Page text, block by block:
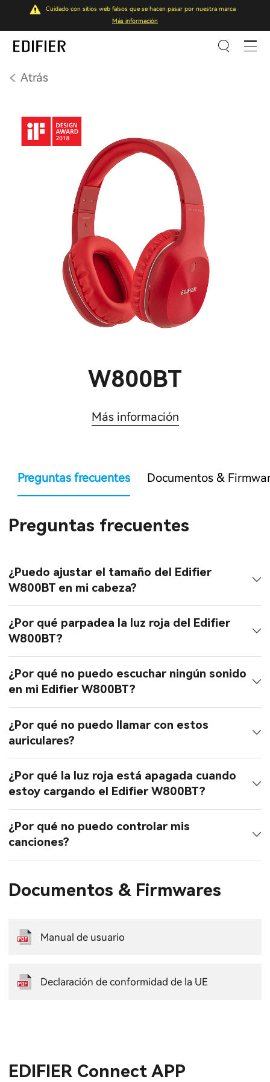
Cuidado con sitios web falsos que se hacen pasar por nuestra marca
Más información
Atrás
W800BT
Más información
Preguntas frecuentes Documentos &
Preguntas frecuentes
¿Puedo ajustar el tamaño del Edifier
W800BT en mi cabeza?
¿Por qué parpadea la luz roja del Edifier
W800BT?
¿Por qué no puedo escuchar ningún sonido
en mi Edifier W800BT?
¿Por qué no puedo llamar con estos
auriculares?
¿Por qué la luz roja está apagada cuando
estoy cargando el Edifier W800BT?
¿Por qué no puedo controlar mis
canciones?
Documentos & Firmwares
Manual de usuario
Declaración de conformidad de la UE
EDIFIER Connect APP